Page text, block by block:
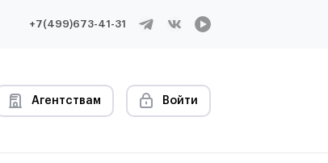
+7(499)673-41-31
Агентствам Войти